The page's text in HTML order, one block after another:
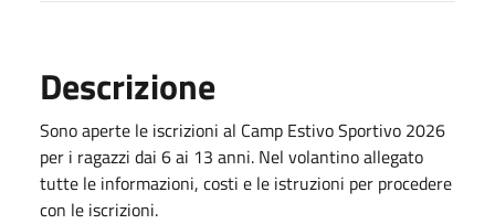
Descrizione
Sono aperte le iscrizioni al Camp Estivo Sportivo 2026
per i ragazzi dai 6 ai 13 anni. Nel volantino allegato
tutte le informazioni, costi e le istruzioni per procedere
con le iscrizioni.